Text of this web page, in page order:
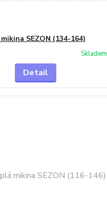
SEZON (134-164)
Skladem
Detail